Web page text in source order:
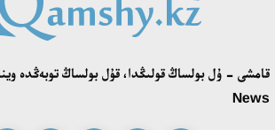
قونايەۆ قالاسىنىڭ اكىمى «سلاۆيان بازارى»
اقەركە امالياتتى قابىلدادى
News